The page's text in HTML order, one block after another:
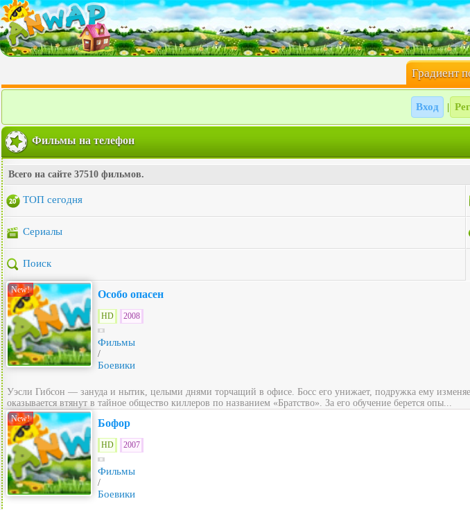
Градиент
Вход
Фильмы на телефон
Всего на сайте 37510 фильмов.
ТОП сегодня
Сериалы
Поиск
New! Особо опасен
HD 2008
Фильмы
/
Боевики
Уэсли Гибсон — зануда и нытик, целыми днями торчащий в офисе. Босс его унижает, подружка ему
оказывается втянут в тайное общество киллеров по названием «Братство». За его обучение берется опы...
New! Бофор
HD 2007
Фильмы
/
Боевики